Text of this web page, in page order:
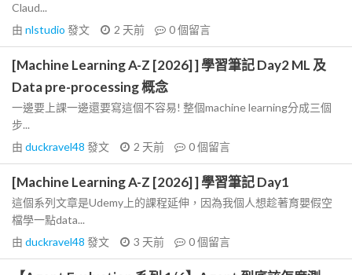
Claud...
由 nlstudio 發文 2 天前 0個留言
[Machine Learning A-Z [2026] ] 學習筆記 Day2 ML 及
Data pre-processing 概念
一邊要上課一邊還要寫這個不容易! 整個machine learning分成三個
步...
由 duckravel48 發文 2 天前 0個留言
[Machine Learning A-Z [2026] ] 學習筆記 Day1
這個系列文章是Udemy上的課程延伸，因為我個人想趁著育嬰假空
檔學一點data...
由 duckravel48 發文 3 天前 0個留言